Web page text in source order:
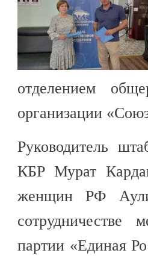
отделением
организации
Руководитель
КБР Мурат
женщин РФ
партии «Единая